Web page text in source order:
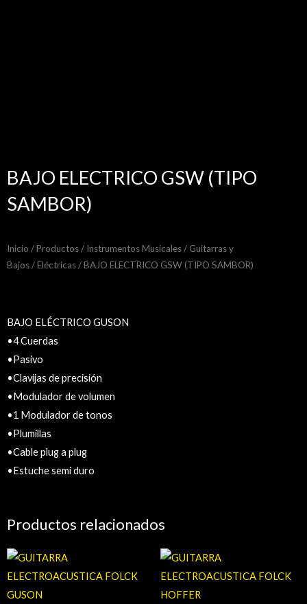
BAJO ELECTRICO GSW (TIPO
SAMBOR)
Inicio /Productos/ Instrumentos Musicales/ Guitarras y
Bajos/Eléctricas/ BAJO ELECTRICO GSW (TIPO SAMBOR)
BAJO ELÉCTRICO GUSON
•4 Cuerdas
•Pasivo
•Clavijas de precisión
•Modulador de volumen
•1 Modulador de tonos
•Plumillas
•Cable plug a plug
•Estuche semi duro
Productos relacionados